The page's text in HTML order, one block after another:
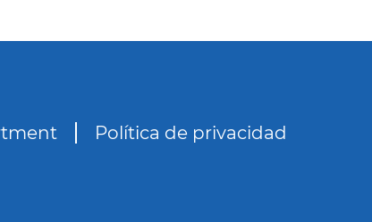
Política de privacidad